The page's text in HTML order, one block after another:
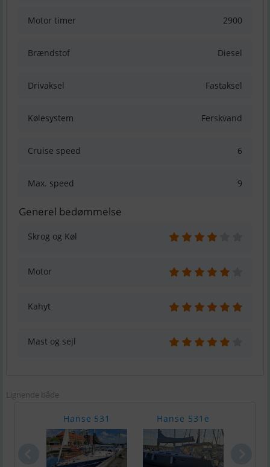
Motor timer 2900
Brændstof Diesel
Drivaksel Fastaksel
Kølesystem Ferskvand
Cruise speed 6
Max. speed 9
Generel bedømmelse
Skrog og Køl
Motor
Kahyt
Mast og sejl
Lignende både
Hanse 531 Hanse 531e